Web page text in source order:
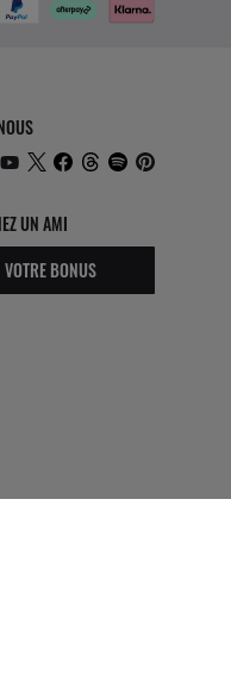
UN AMI
VOTRE BONUS